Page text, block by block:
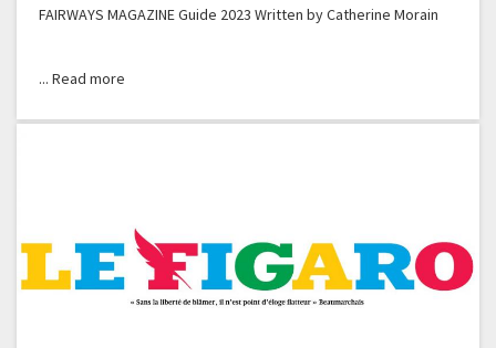
FAIRWAYS MAGAZINE Guide 2023 Written by Catherine Morain